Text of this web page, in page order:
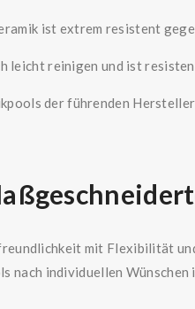
ist extrem resistent
leicht reinigen und ist
der führenden Hersteller
mit Flexibilität
nach individuellen Wünschen